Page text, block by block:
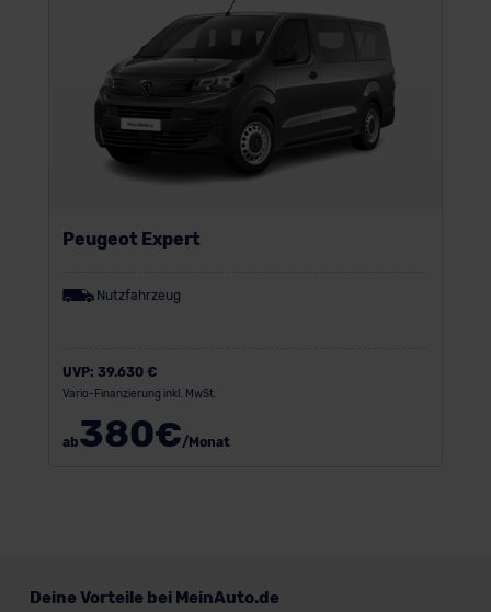
Peugeot Expert
Nutzfahrzeug
UVP: 39.630 €
Vario-Finanzierung inkl. MwSt.
ab380€/Monat
Deine Vorteile bei MeinAuto.de